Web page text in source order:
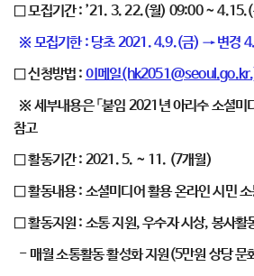
□ 모집기간 : ’21. 3. 22.(월) 09:00 ~
※ 모집기한 : 당초 2021. 4.9.(금) → 변경
□ 신청방법 : 이메일
※ 세부내용은 「붙임 2021년 아리수 소셜미
참고
□ 활동기간 : 2021. 5. ~ 11. (7개월)
□ 활동내용 : 소셜미디어 활용 온라인 시민
□ 활동지원 : 소통 지원, 우수자 시상, 봉사활
- 매월 소통활동 활성화 지원(5만원 상당 문